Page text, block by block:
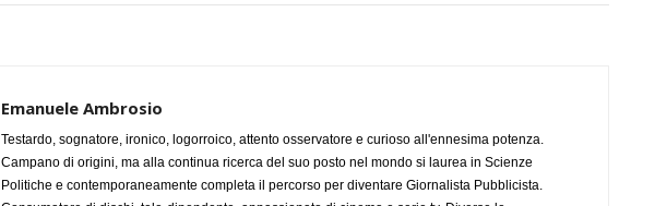
Emanuele Ambrosio
Testardo, sognatore, ironico, logorroico, attento osservatore e curioso all'ennesima potenza.
Campano di origini, ma alla continua ricerca del suo posto nel mondo si laurea in Scienze
Politiche e contemporaneamente completa il percorso per diventare Giornalista Pubblicista.